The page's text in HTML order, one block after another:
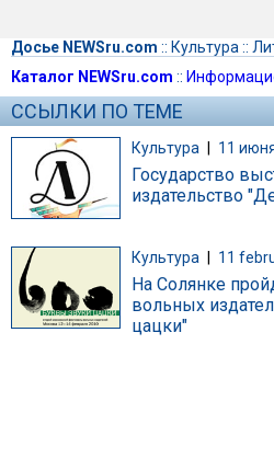
Досье NEWSru.com :: Культура ::
Каталог NEWSru.com ::
ССЫЛКИ ПО ТЕМЕ
Культура | 11
Государство
издательство
Культура 11
На Солянке
вольных
цацки"